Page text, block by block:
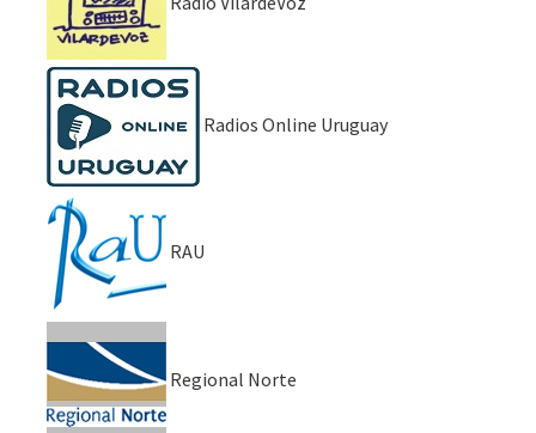
Radios Online Uruguay
RAU
Regional Norte